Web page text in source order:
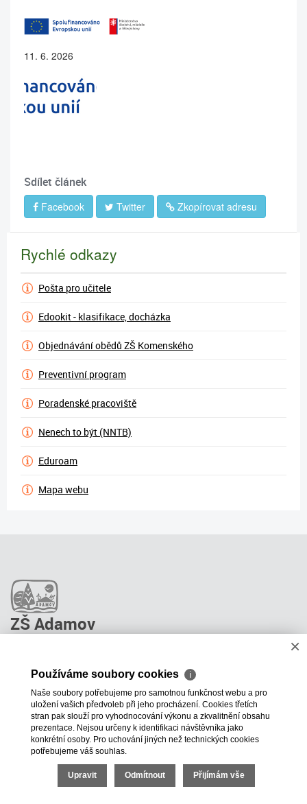
11. 6. 2026
Sdílet článek
Facebook Twitter Zkopírovat adresu
Rychlé odkazy
Pošta pro učitele
Edookit - klasifikace, docházka
Objednávání obědů ZŠ Komenského
Preventivní program
Poradenské pracoviště
Nenech to být (NNTB)
Eduroam
Mapa webu
ZŠ Adamov
Stravování
ŠPP Poradenství
Kontakty
Projekty školy
+420 515 531 196 zsadamov@adamov.cz
×
Používáme soubory cookies ℹ
Naše soubory potřebujeme pro samotnou funkčnost webu a pro
uložení vašich předvoleb při jeho procházení. Cookies třetích
stran pak slouží pro vyhodnocování výkonu a zkvalitnění obsahu
prezentace. Nejsou určeny k identifikaci návštěvníka jako
konkrétní osoby. Pro uchování jiných než technických cookies
potřebujeme váš souhlas.
Upravit Odmítnout Přijímám vše